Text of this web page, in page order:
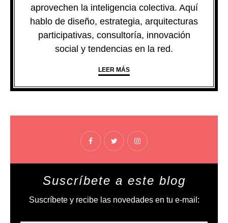
aprovechen la inteligencia colectiva. Aquí
hablo de diseño, estrategia, arquitecturas
participativas, consultoría, innovación
social y tendencias en la red.
LEER MÁS
Suscríbete a este blog
Suscríbete y recibe las novedades en tu e-mail: